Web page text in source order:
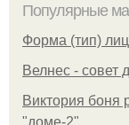
Популярные
Форма (тип)
Велнес - совет
Виктория боня
"доме-2".